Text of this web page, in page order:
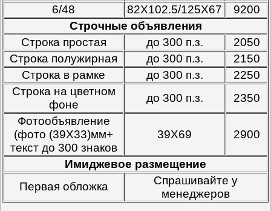
6/48
82Х102.5/125Х67
9200
Строчные объявления
Строка простая
до 300 п.з.
2050
Строка полужирная
до 300 п.з.
2150
Строка в рамке
до 300 п.з.
2250
Строка на цветном
фоне
до 300 п.з.
2350
Фотообъявление
(фото (39Х33)мм+
текст до 300 знаков
39Х69 2900
Имиджевое размещение
Первая обложка
Спрашивайте у
менеджеров